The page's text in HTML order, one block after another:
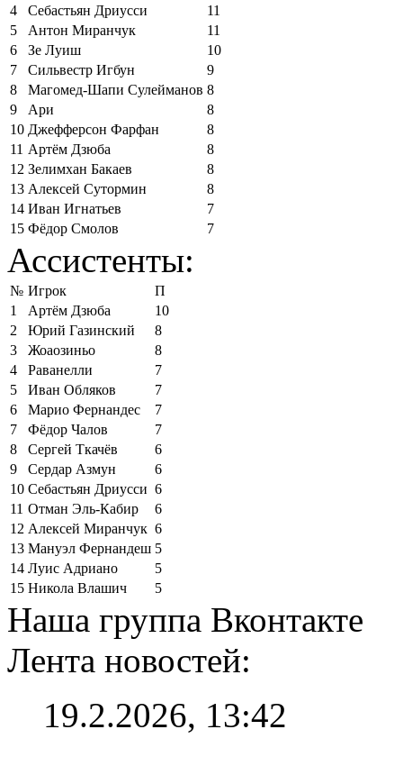
4
Себастьян Дриусси
11
5
Антон Миранчук
11
6
Зе Луиш
10
7
Сильвестр Игбун
9
8
Магомед-Шапи Сулейманов 8
9
Ари
8
10 Джефферсон Фарфан
8
11 Артём Дзюба
8
12 Зелимхан Бакаев
8
13 Алексей Сутормин
8
14 Иван Игнатьев
7
15 Фёдор Смолов 7
Ассистенты:
№ Игрок
П
1
Артём Дзюба
10
2
Юрий Газинский
8
3
Жоаозиньо
8
4
Раванелли
7
5
Иван Обляков
7
6
Марио Фернандес
7
7
Фёдор Чалов
7
8
Сергей Ткачёв
6
9
Сердар Азмун
6
10 Себастьян Дриусси 6
11 Отман Эль-Кабир
6
12 Алексей Миранчук 6
13 Мануэл Фернандеш 5
14 Луис Адриано
5
15 Никола Влашич 5
Наша группа Вконтакте
Лента новостей:
19.2.2026, 13:42